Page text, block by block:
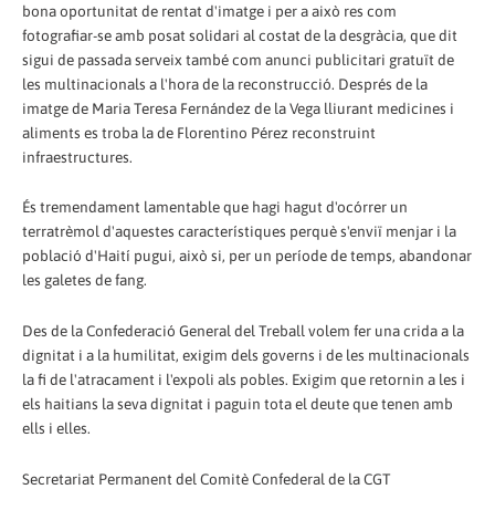
bona oportunitat de rentat d'imatge i per a això res com
fotografiar-se amb posat solidari al costat de la desgràcia, que dit
sigui de passada serveix també com anunci publicitari gratuït de
les multinacionals a l'hora de la reconstrucció. Després de la
imatge de Maria Teresa Fernández de la Vega lliurant medicines i
aliments es troba la de Florentino Pérez reconstruint
infraestructures.
És tremendament lamentable que hagi hagut d'ocórrer un
terratrèmol d'aquestes característiques perquè s'enviï menjar i la
població d'Haití pugui, això si, per un període de temps, abandonar
les galetes de fang.
Des de la Confederació General del Treball volem fer una crida a la
dignitat i a la humilitat, exigim dels governs i de les multinacionals
la fi de l'atracament i l'expoli als pobles. Exigim que retornin a les i
els haitians la seva dignitat i paguin tota el deute que tenen amb
ells i elles.
Secretariat Permanent del Comitè Confederal de la CGT